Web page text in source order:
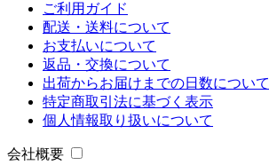
ご利用ガイド
配送・送料について
お支払いについて
返品・交換について
出荷からお届けまでの日数について
特定商取引法に基づく表示
個人情報取り扱いについて
会社概要